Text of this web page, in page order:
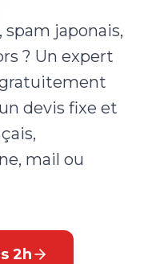
japonais,
? Un expert
gratuitement
devis fixe et
mail ou
2h